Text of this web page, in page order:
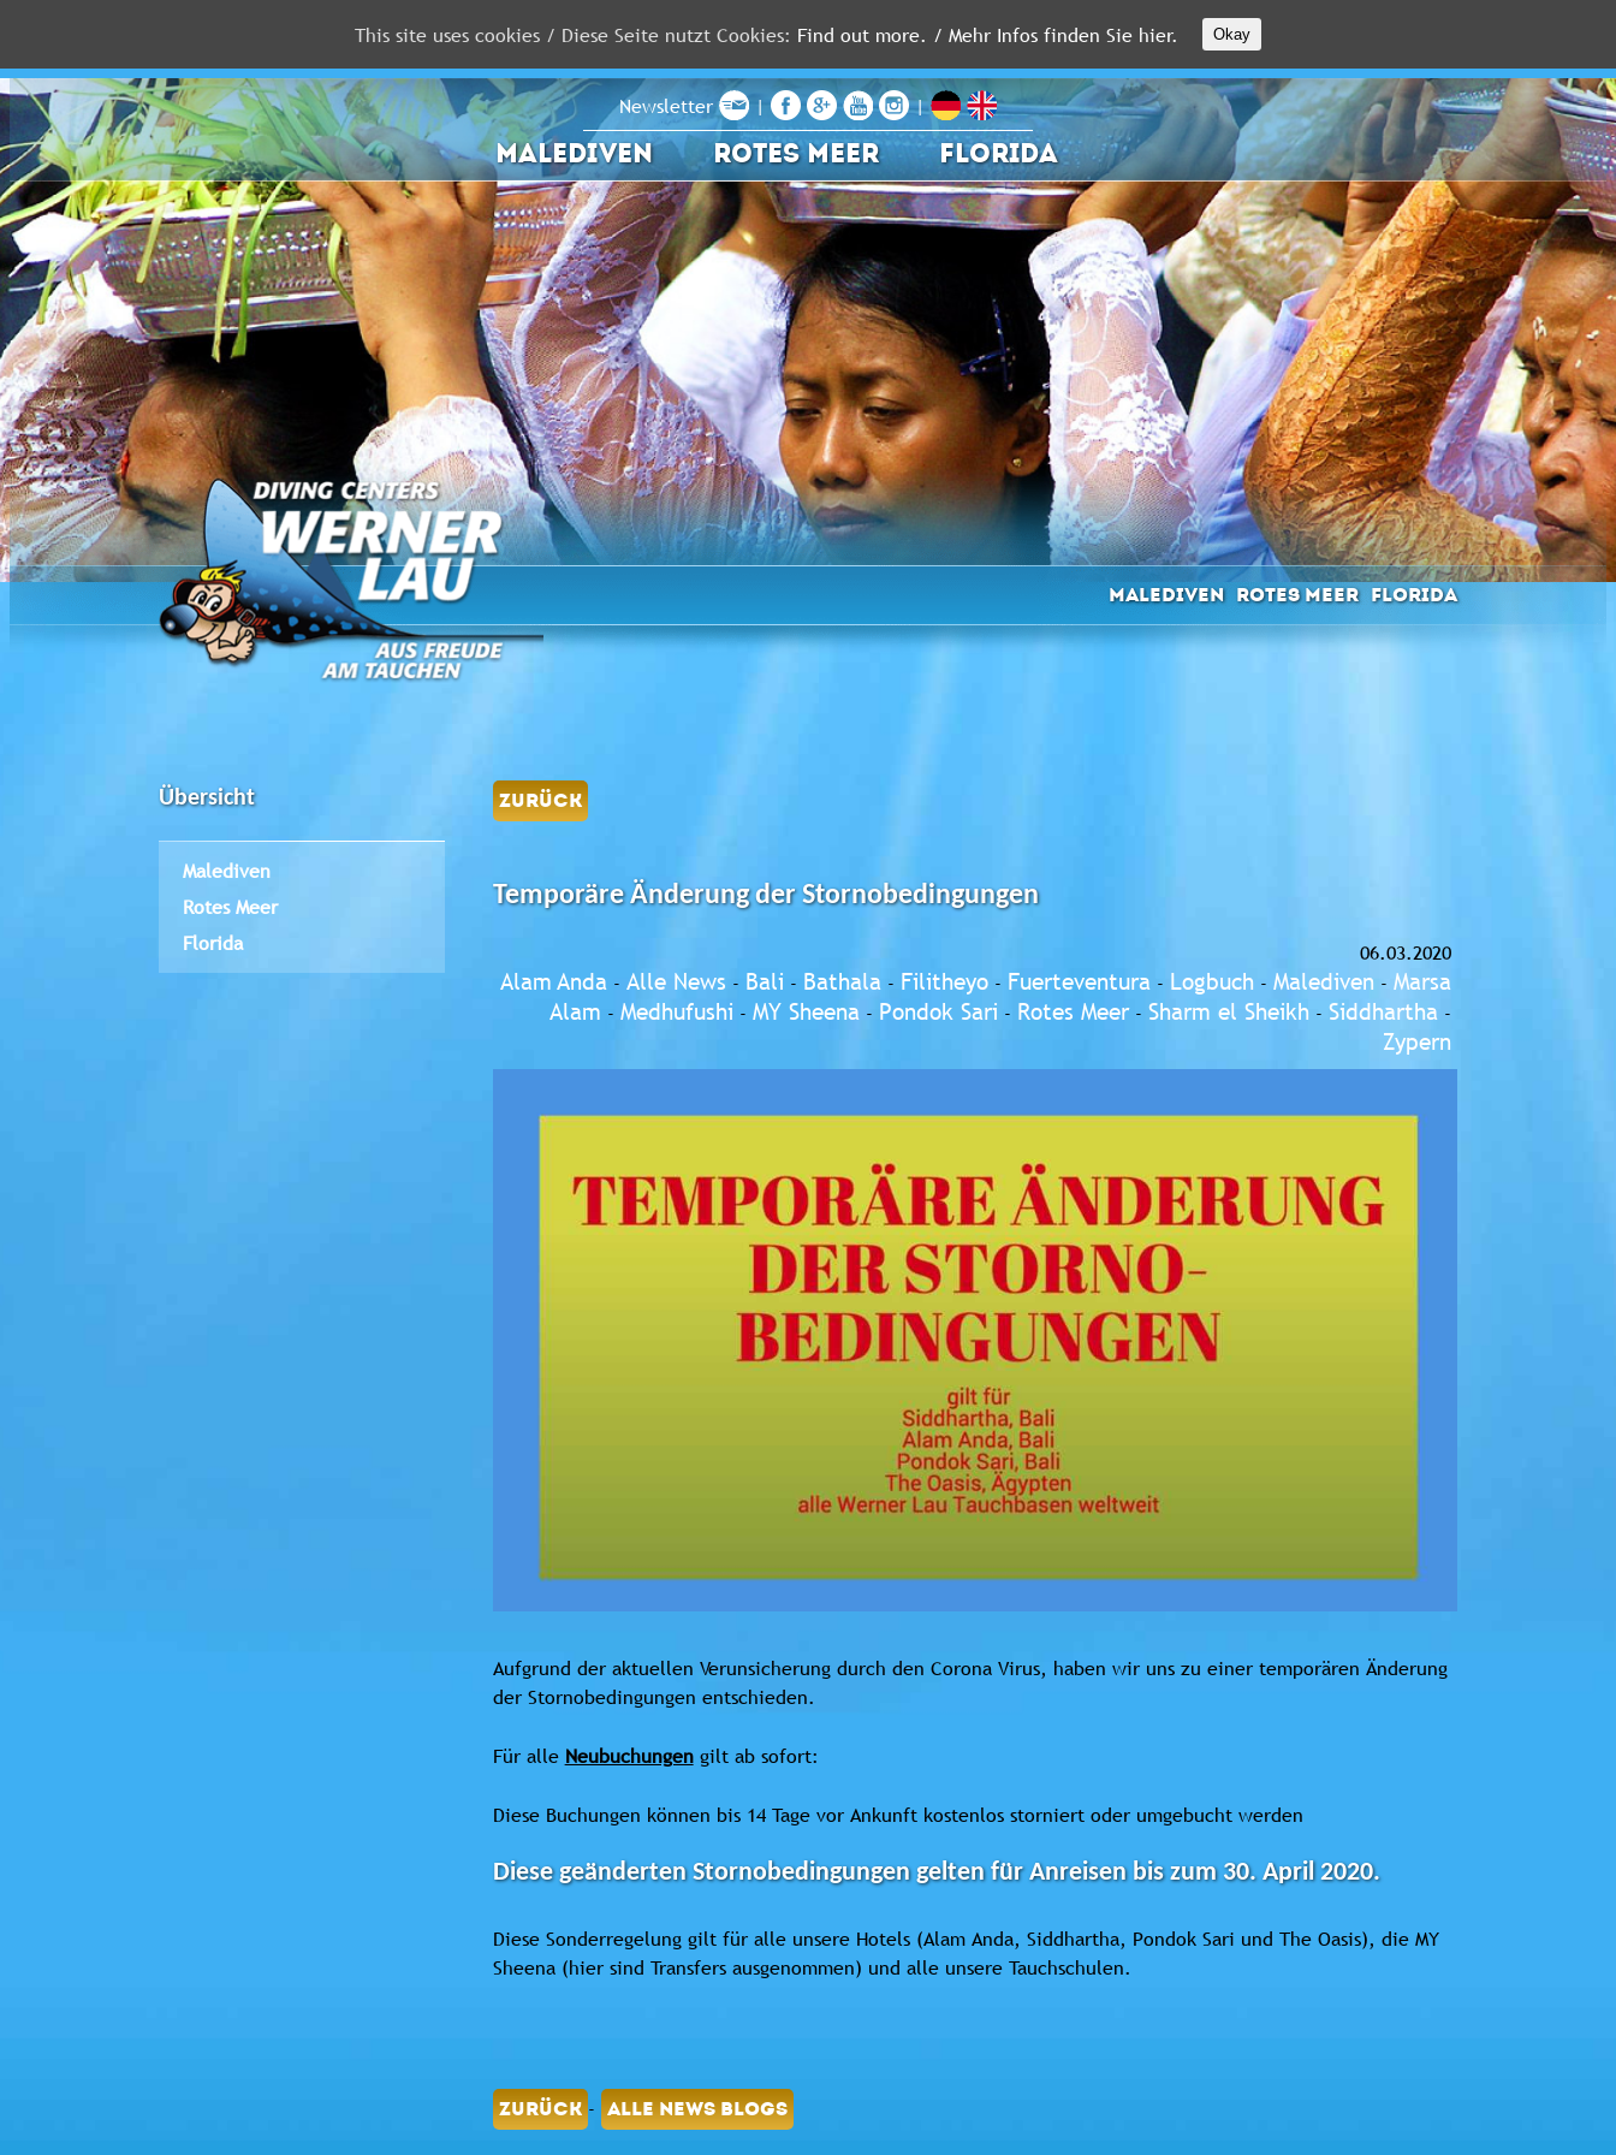
MALEDIVEN
ROTES
MEER
FLORIDA
Newsletter
Newsletter | |
MALEDIVEN ROTES MEER FLORIDA
Malediven Rotes Meer Florida
ZURÜCK
Temporäre Änderung der Stornobedingungen
06.03.2020
Alam Anda - Alle News - Bali - Bathala - Filitheyo - Fuerteventura - Logbuch - Malediven - Marsa
Alam - Medhufushi - MY Sheena - Pondok Sari - Rotes Meer- Sharm el Sheikh - Siddhartha -
Zypern
Aufgrund der aktuellen Verunsicherung durch den Corona Virus, haben wir uns zu einer temporären Änderung
der Stornobedingungen entschieden.
Für alle Neubuchungengilt ab sofort:
Diese Buchungen können bis 14 Tage vor Ankunft kostenlos storniert oder umgebucht werden
Diese geänderten Stornobedingungen gelten für Anreisen bis zum 30. April 2020.
Diese Sonderregelung gilt für alle unsere Hotels (Alam Anda, Siddhartha, Pondok Sari und The Oasis), die MY
Sheena (hier sind Transfers ausgenommen) und alle unsere Tauchschulen.
ZURÜCK - ALLE NEWS BLOGS
Übersicht
Malediven
Rotes Meer
Florida
This site uses cookies / Diese Seite nutzt Cookies: Find out more. / Mehr Infos finden Sie hier. Okay